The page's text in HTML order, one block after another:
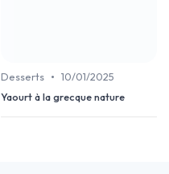
Desserts • 10/01/2025
Yaourt à la grecque nature